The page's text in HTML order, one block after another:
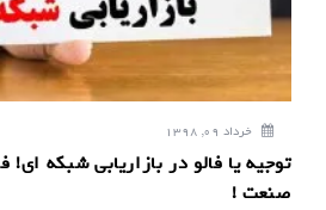
خرداد 09, 1398
توجیه یا فالو در بازاریابی شبکه
صنعت !